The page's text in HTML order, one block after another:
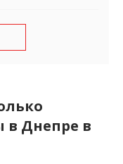
в Днепре в